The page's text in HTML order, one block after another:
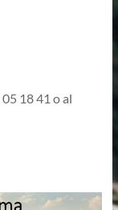
18 41 o al